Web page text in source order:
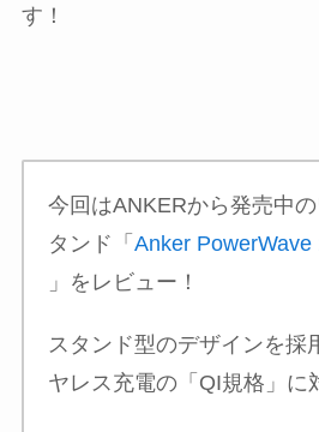
す！
今回はANKERから発売中
タンド「 Anker
」をレビュー！
スタンド型のデザインを採
ヤレス充電の「QI規格」に